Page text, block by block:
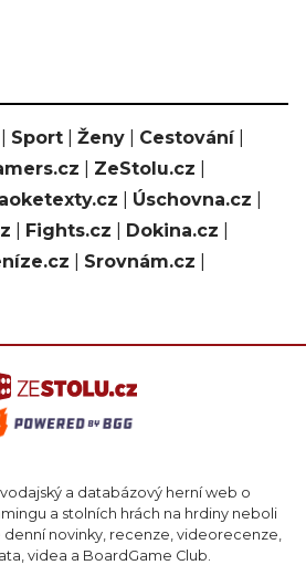
Sport Ženy Cestování|
ZeStolu.cz
Úschovna.cz
Fights.cz Dokina.cz
Srovnám.cz
a databázový herní web o
a stolních hrách na hrdiny neboli
denní novinky, recenze, videorecenze,
videa a BoardGame Club.